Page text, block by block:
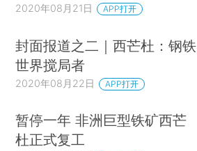
2020年08月21日 APP打开
封面报道之二｜西芒杜：钢铁
世界搅局者
2020年08月22日 APP打开
暂停一年 非洲巨型铁矿西芒
杜正式复工